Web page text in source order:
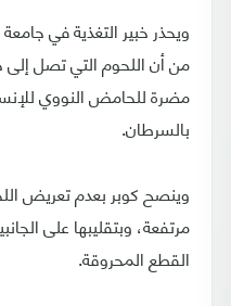
ويحذر خبير التغذية في
من أن اللحوم التي تصل إلى
مضرة للحامض النووي
بالسرطان.
وينصح كوبر بعدم تعريض
مرتفعة، وبتقليبها على
القطع المحروقة.